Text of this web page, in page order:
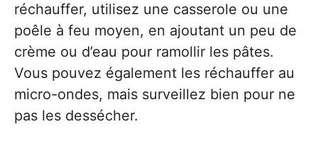
réchauffer, utilisez une casserole ou une
poêle à feu moyen, en ajoutant un peu de
crème ou d’eau pour ramollir les pâtes.
Vous pouvez également les réchauffer au
micro-ondes, mais surveillez bien pour ne
pas les dessécher.